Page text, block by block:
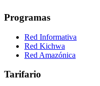
Programas
Red Informativa
Red Kichwa
Red Amazónica
Tarifario